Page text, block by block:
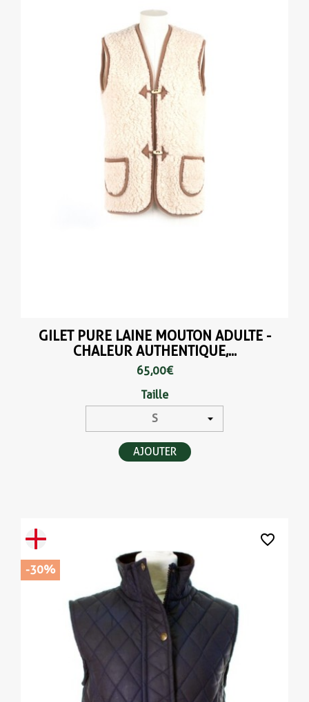
GILET PURE LAINE MOUTON ADULTE -
CHALEUR AUTHENTIQUE,...
65,00 €
Taille
AJOUTER
-30%
favorite_border